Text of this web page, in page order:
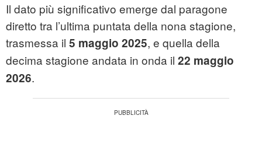
Il dato più significativo emerge dal paragone
diretto tra l’ultima puntata della nona stagione,
trasmessa il 5 maggio 2025, e quella della
decima stagione andata in onda il 22 maggio
2026.